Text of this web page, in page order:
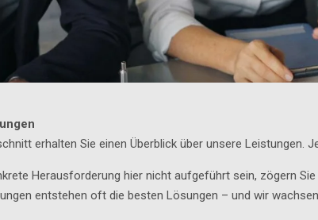
erhalten Sie einen Überblick über unsere
Herausforderung hier nicht aufgeführt sein, zögern
entstehen oft die besten Lösungen – und wir